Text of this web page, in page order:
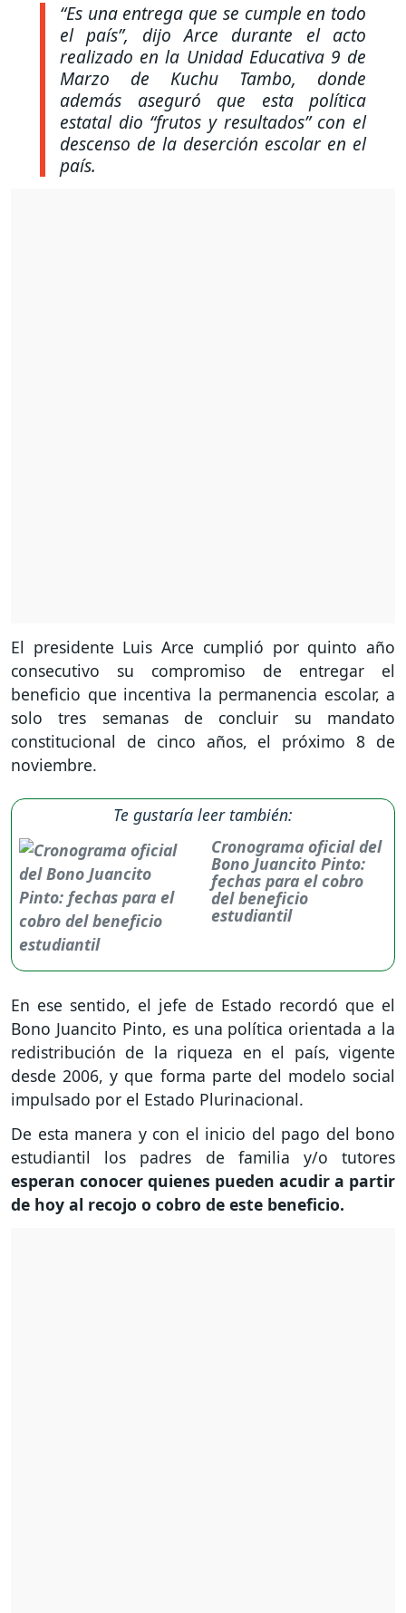
“Es una entrega que se cumple en todo
el país”, dijo Arce durante el acto
realizado en la Unidad Educativa 9 de
Marzo de Kuchu Tambo, donde
además aseguró que esta política
estatal dio “frutos y resultados”con el
descenso de la deserción escolar en el
país.
El presidente Luis Arce cumplió por quinto año
consecutivo su compromiso de entregar el
beneficio que incentiva la permanencia escolar, a
solo tres semanas de concluir su mandato
constitucional de cinco años, el próximo 8 de
noviembre.
Te gustaría leer también:
Cronograma oficial del
Bono Juancito Pinto:
fechas para el cobro
del beneficio
estudiantil
En ese sentido, el jefe de Estado recordó que el
Bono Juancito Pinto, es una política orientada a la
redistribución de la riqueza en el país, vigente
desde 2006, y que forma parte del modelo social
impulsado por el Estado Plurinacional.
De esta manera y con el inicio del pago del bono
estudiantil los padres de familia y/o tutores
esperan conocer quienes pueden acudir a partir
de hoy al recojo o cobro de este beneficio.